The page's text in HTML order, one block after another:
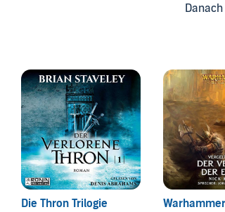
Die Thron Trilogie